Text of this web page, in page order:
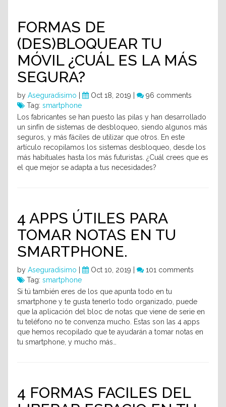
FORMAS DE
(DES)BLOQUEAR TU
MÓVIL ¿CUÁL ES LA MÁS
SEGURA?
by Aseguradisimo Oct 18, 2019 |
96 comments
Tag: smartphone
Los fabricantes se han puesto las pilas y han desarrollado
un sinfín de sistemas de desbloqueo, siendo algunos más
seguros, y más fáciles de utilizar que otros. En este
artículo recopilamos los sistemas desbloqueo, desde los
más habituales hasta los más futuristas. ¿Cuál crees que es
el que mejor se adapta a tus necesidades?
4 APPS ÚTILES PARA
TOMAR NOTAS EN TU
SMARTPHONE.
by Aseguradisimo Oct 10, 2019 |
101 comments
Tag: smartphone
Si tú también eres de los que apunta todo en tu
smartphone y te gusta tenerlo todo organizado, puede
que la aplicación del bloc de notas que viene de serie en
tu teléfono no te convenza mucho. Estas son las 4 apps
que hemos recopilado que te ayudarán a tomar notas en
tu smartphone, y mucho más…
4 FORMAS FACILES DEL